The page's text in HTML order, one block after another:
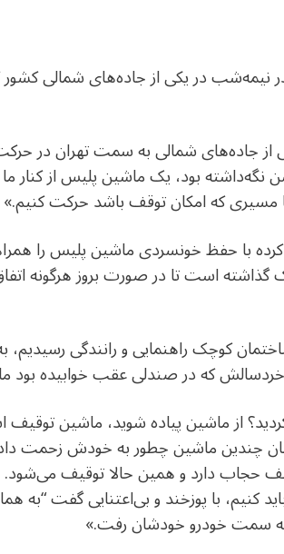
نیمه‌شب در یکی از جاده‌های شمالی
نگه‌داشته بود، یک ماشین پلیس از کنار
تا مسیری که امکان توقف باشد حرکت کنیم.»
با حفظ خونسردی ماشین پلیس را
گذاشته است تا در صورت بروز هرگونه
کوچک راهنمایی و رانندگی
خردسالش که در صندلی عقب خوابیده بود
از ماشین پیاده شوید، ماشین
چندین ماشین چطور به خودش زحمت
حجاب دارد و همین حالا توقیف
با پوزخند و بی‌اعتنایی گفت “به
به سمت خودرو خودشان رفت.»